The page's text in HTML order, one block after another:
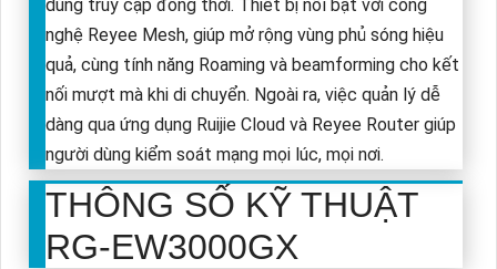
dùng truy cập đồng thời. Thiết bị nổi bật với công
nghệ Reyee Mesh, giúp mở rộng vùng phủ sóng hiệu
quả, cùng tính năng Roaming và beamforming cho kết
nối mượt mà khi di chuyển. Ngoài ra, việc quản lý dễ
dàng qua ứng dụng Ruijie Cloud và Reyee Router giúp
người dùng kiểm soát mạng mọi lúc, mọi nơi.
THÔNG SỐ KỸ THUẬT
RG-EW3000GX